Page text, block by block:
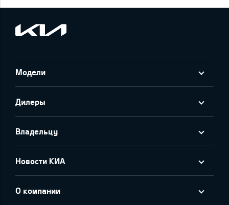
Модели
Дилеры
Владельцу
Новости КИА
О компании